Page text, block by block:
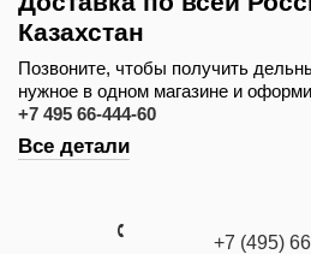
Казахстан
Позвоните, чтобы получить
нужное в одном магазине и
+7 495 66-444-60
Все детали
+7 (495)